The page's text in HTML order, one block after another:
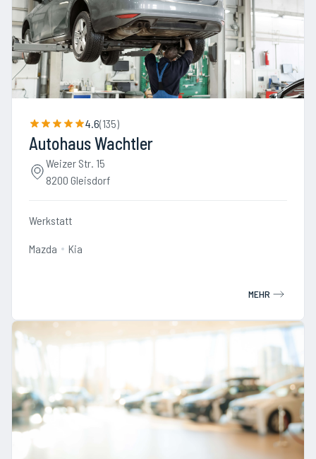
4.6(135)
Autohaus Wachtler
Weizer Str. 15
8200 Gleisdorf
Werkstatt
Mazda Kia
MEHR